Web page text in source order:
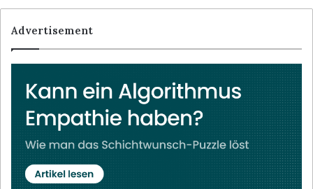
Advertisement